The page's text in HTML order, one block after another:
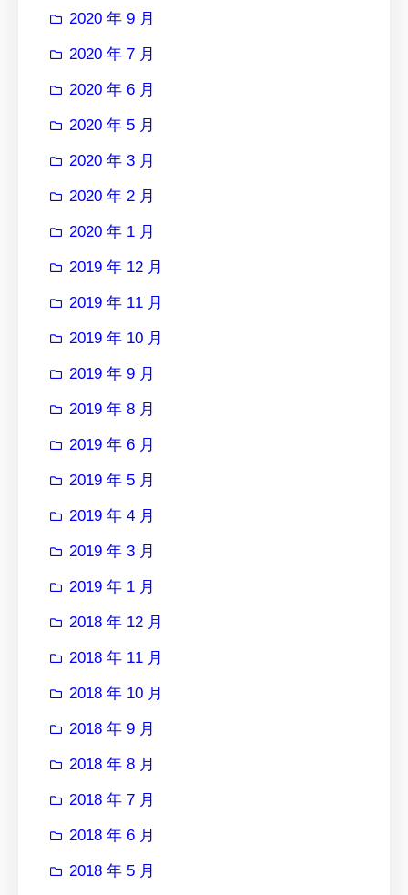
2020 年 9 月
2020 年 7 月
2020 年 6 月
2020 年 5 月
2020 年 3 月
2020 年 2 月
2020 年 1 月
2019 年 12 月
2019 年 11 月
2019 年 10 月
2019 年 9 月
2019 年 8 月
2019 年 6 月
2019 年 5 月
2019 年 4 月
2019 年 3 月
2019 年 1 月
2018 年 12 月
2018 年 11 月
2018 年 10 月
2018 年 9 月
2018 年 8 月
2018 年 7 月
2018 年 6 月
2018 年 5 月